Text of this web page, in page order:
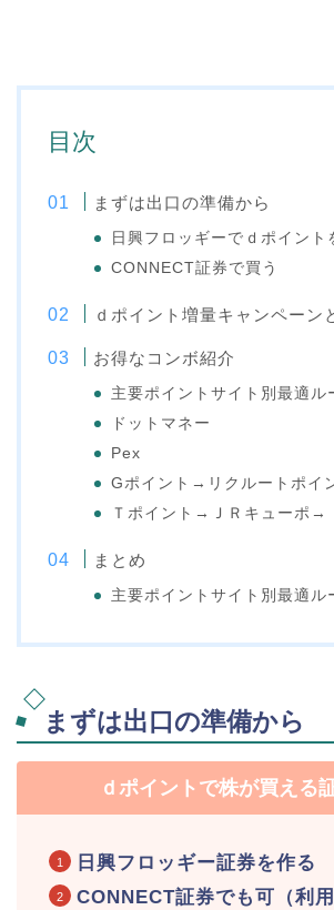
目次
まずは出口の準備から
日興フロッギーでｄポイント
CONNECT証券で買う
ｄポイント増量キャンペーン
お得なコンボ紹介
主要ポイントサイト別最適ル
ドットマネー
Pex
Gポイント→リクルートポイ
Ｔポイント→ＪＲキューポ→
まとめ
主要ポイントサイト別最適ル
まずは出口の準備から
ｄポイントで株が買える
日興フロッギー証券を作る
CONNECT証券でも可（利